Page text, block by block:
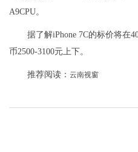
A9CPU。
据了解iPhone 7C的标价将在
币2500-3100元上下。
推荐阅读： 云南视窗